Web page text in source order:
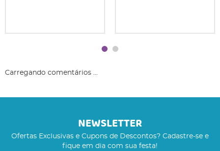
Carregando comentários ...
NEWSLETTER
Ofertas Exclusivas e Cupons de Descontos? Cadastre-se e
fique em dia com sua festa!